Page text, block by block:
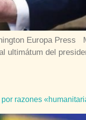
Europa
del
razones